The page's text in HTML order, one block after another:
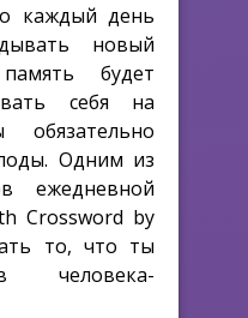
каждый день
новый
будет
себя на
Одним из
ежедневной
Crossword by
то, что ты
человека-